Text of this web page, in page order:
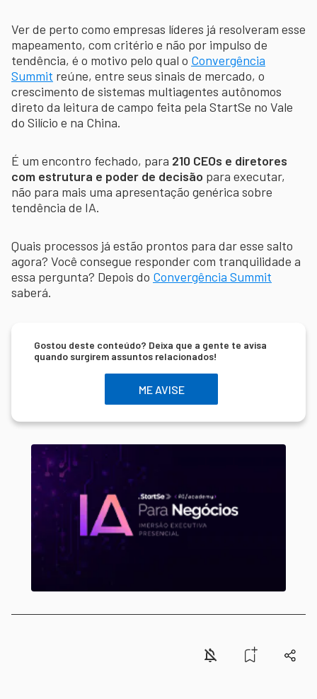
Ver de perto como empresas líderes já resolveram esse
mapeamento, com critério e não por impulso de
tendência, é o motivo pelo qual o Convergência
Summit reúne, entre seus sinais de mercado, o
crescimento de sistemas multiagentes autônomos
direto da leitura de campo feita pela StartSe no Vale
do Silício e na China.
É um encontro fechado, para 210 CEOs e diretores
com estrutura e poder de decisão para executar,
não para mais uma apresentação genérica sobre
tendência de IA.
Quais processos já estão prontos para dar esse salto
agora? Você consegue responder com tranquilidade a
essa pergunta? Depois do Convergência Summit
saberá.
Gostou deste conteúdo? Deixa que a gente te avisa
quando surgirem assuntos relacionados!
ME AVISE